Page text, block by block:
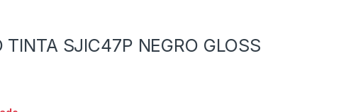
SJIC47P NEGRO GLOSS